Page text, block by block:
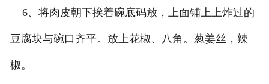
6、将肉皮朝下挨着碗底码放，上面铺上上炸过的
豆腐块与碗口齐平。放上花椒、八角。葱姜丝，辣
椒。